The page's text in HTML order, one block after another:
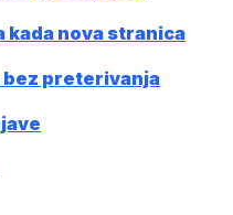
kada nova stranica
preterivanja